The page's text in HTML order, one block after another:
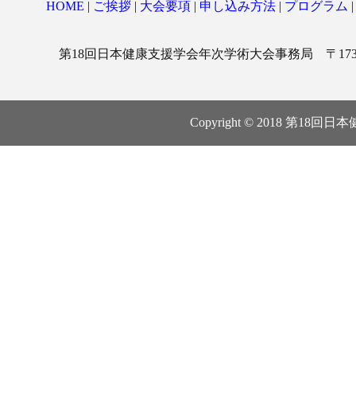
HOME | ご挨拶 | 大会要項 | 申し込み方法 | プログラム
第18回日本健康支援学会年次学術大会事務局 〒
Copyright © 2018 第18回日本